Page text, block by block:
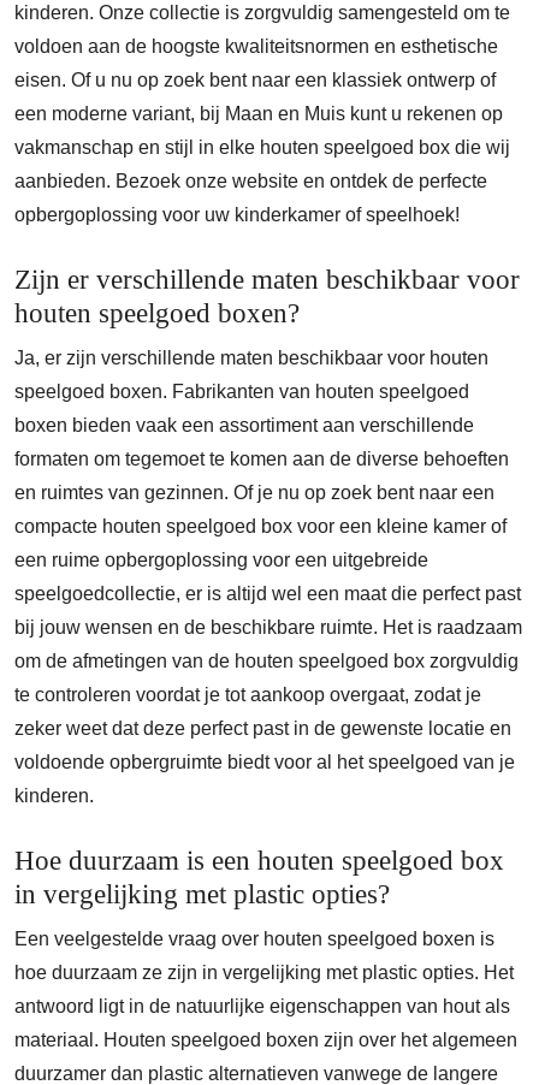
kinderen. Onze collectie is zorgvuldig samengesteld om te
voldoen aan de hoogste kwaliteitsnormen en esthetische
eisen. Of u nu op zoek bent naar een klassiek ontwerp of
een moderne variant, bij Maan en Muis kunt u rekenen op
vakmanschap en stijl in elke houten speelgoed box die wij
aanbieden. Bezoek onze website en ontdek de perfecte
opbergoplossing voor uw kinderkamer of speelhoek!
Zijn er verschillende maten beschikbaar voor
houten speelgoed boxen?
Ja, er zijn verschillende maten beschikbaar voor houten
speelgoed boxen. Fabrikanten van houten speelgoed
boxen bieden vaak een assortiment aan verschillende
formaten om tegemoet te komen aan de diverse behoeften
en ruimtes van gezinnen. Of je nu op zoek bent naar een
compacte houten speelgoed box voor een kleine kamer of
een ruime opbergoplossing voor een uitgebreide
speelgoedcollectie, er is altijd wel een maat die perfect past
bij jouw wensen en de beschikbare ruimte. Het is raadzaam
om de afmetingen van de houten speelgoed box zorgvuldig
te controleren voordat je tot aankoop overgaat, zodat je
zeker weet dat deze perfect past in de gewenste locatie en
voldoende opbergruimte biedt voor al het speelgoed van je
kinderen.
Hoe duurzaam is een houten speelgoed box
in vergelijking met plastic opties?
Een veelgestelde vraag over houten speelgoed boxen is
hoe duurzaam ze zijn in vergelijking met plastic opties. Het
antwoord ligt in de natuurlijke eigenschappen van hout als
materiaal. Houten speelgoed boxen zijn over het algemeen
duurzamer dan plastic alternatieven vanwege de langere